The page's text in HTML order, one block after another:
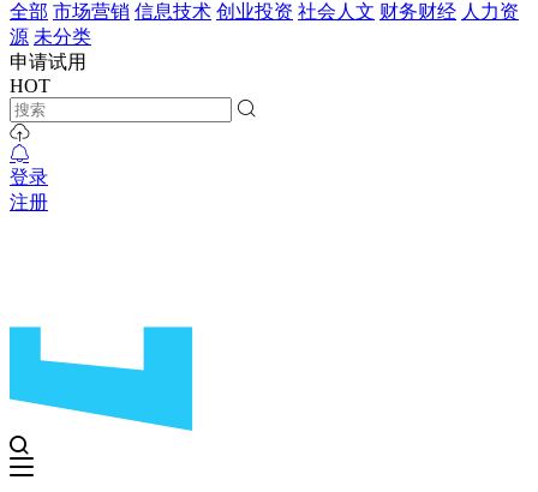
全部 市场营销 信息技术 创业投资 社会人文 财务财经 人力资
源 未分类
申请试用
HOT
登录
注册